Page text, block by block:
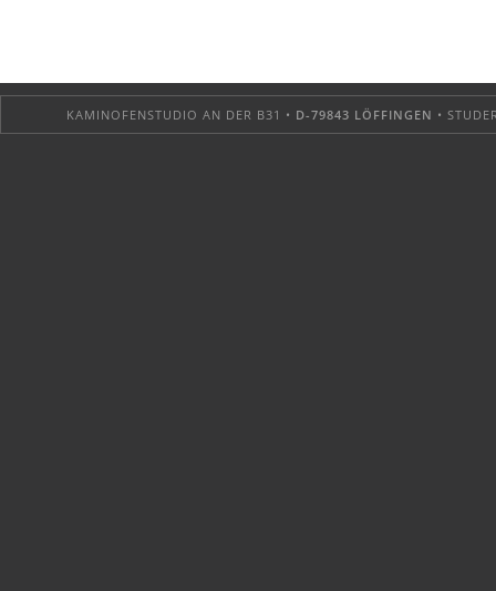
KAMINOFENSTUDIO AN DER B31 • D-79843 LÖFFINGEN •